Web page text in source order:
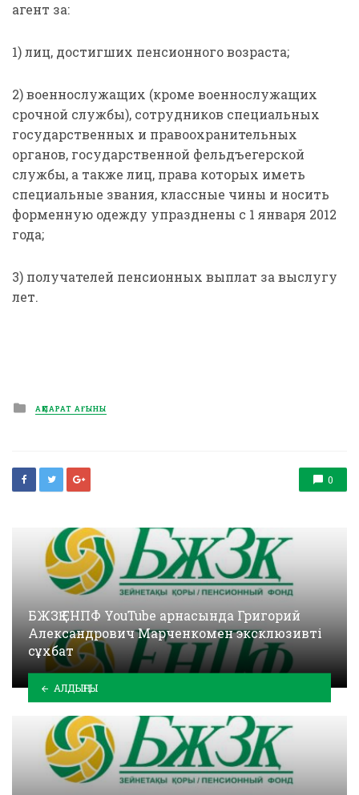
агент за:
1) лиц, достигших пенсионного возраста;
2) военнослужащих (кроме военнослужащих
срочной службы), сотрудников специальных
государственных и правоохранительных
органов, государственной фельдъегерской
службы, а также лиц, права которых иметь
специальные звания, классные чины и носить
форменную одежду упразднены с 1 января 2012
года;
3) получателей пенсионных выплат за выслугу
лет.
Posted
in
АҚПАРАТ АҒЫНЫ
0
БЖЗҚ ЕНПФ YouTube арнасында Григорий
Александрович Марченкомен эксклюзивті
сұхбат
АЛДЫҢҒЫ